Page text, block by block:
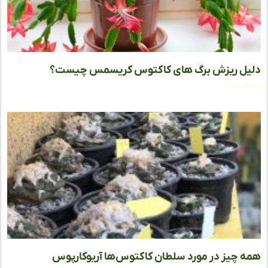
ریزش برگ های کاکتوس کریسمس چیست؟
مطلب »
چیز در مورد سلطان کاکتوس‌ها آریوکارپوس